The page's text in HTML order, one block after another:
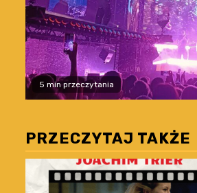
5 min przeczytania
PRZECZYTAJ TAKŻE